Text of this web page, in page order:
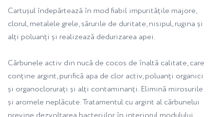
Cartușul îndepărtează în mod fiabil impuritățile majore,
clorul, metalele grele, sărurile de duritate, nisipul, rugina și
alți poluanți și realizează dedurizarea apei.
Cărbunele activ din nucă de cocos de înaltă calitate, care
conține argint, purifică apa de clor activ, poluanți organici
și organoclorurați și alți contaminanți. Elimină mirosurile
și aromele neplăcute. Tratamentul cu argint al cărbunelui